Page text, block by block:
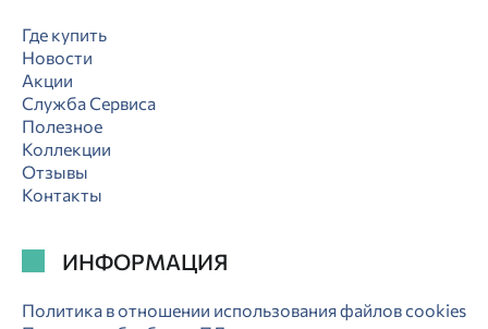
Где купить
Новости
Акции
Служба Сервиса
Полезное
Коллекции
Отзывы
Контакты
ИНФОРМАЦИЯ
Политика в отношении использования файлов cookies